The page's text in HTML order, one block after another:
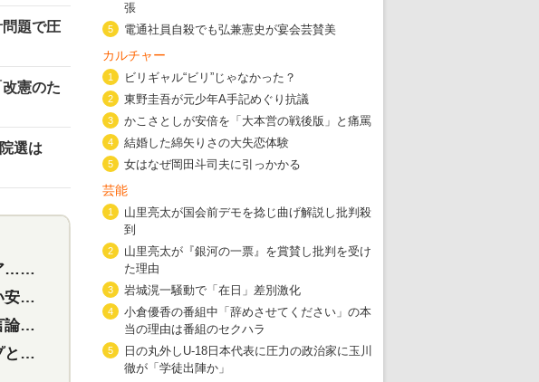
題で圧
憲のた
選は
求
係
団
撃
特集 東京五輪強行開催特別企画 大ウソだら
・ 大ウソだらけの東京五輪！ 安倍・菅・森はどんな嘘を
・
・ 五輪関係者が入国当日、築地を散歩！
張
5 電通社員自殺でも弘兼憲史が宴会芸賛美
カルチャー
1 ビリギャル“ビリ”じゃなかった？
2 東野圭吾が元少年A手記めぐり抗議
3 かこさとしが安倍を「大本営の戦後版」と痛罵
4 結婚した綿矢りさの大失恋体験
5 女はなぜ岡田斗司夫に引っかかる
芸能
1
山里亮太が国会前デモを捻じ曲げ解説し批判殺
到
2
山里亮太が『銀河の一票』を賞賛し批判を受け
た理由
3 岩城滉一騒動で「在日」差別激化
4
小倉優香の番組中「辞めさせてください」の本
当の理由は番組のセクハラ
5
日の丸外しU-18日本代表に圧力の政治家に玉川
徹が「学徒出陣か」